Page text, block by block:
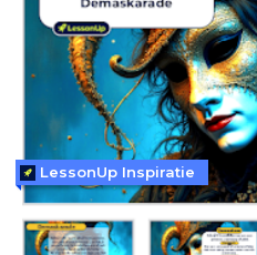
LessonUp Inspiratie